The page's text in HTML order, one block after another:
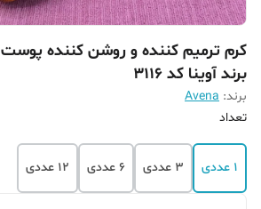
کرم ترمیم کننده و روشن کننده
برند آوینا کد 3116
برند: Avena
تعداد
1 عددی 3 عددی 6 عددی 12 عددی